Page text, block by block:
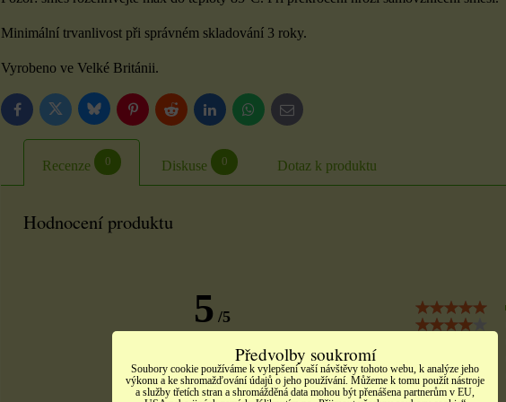
Minimální trvanlivost při správném skladování 3 roky.
Vyrobeno ve Velké Británii.
FacebookTwitter BlueskyPinterestReddit LinkedInWhatsApp
E-
mail
Recenze 0 Diskuse 0 Dotaz k produktu
Hodnocení produktu
5 /5
1 hodnocení
Předvolby soukromí
Soubory cookie používáme k vylepšení vaší návštěvy tohoto webu, k analýze jeho
výkonu a ke shromažďování údajů o jeho používání. Můžeme k tomu použít nástroje
a služby třetích stran a shromážděná data mohou být přenášena partnerům v EU,